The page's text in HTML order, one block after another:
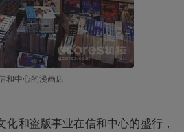
和中心的漫画店
化和盗版事业在信和中心的盛行，